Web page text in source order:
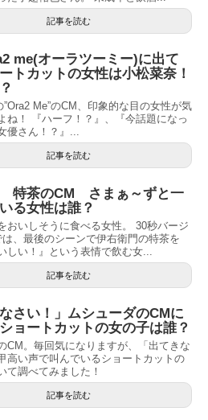
記事を読む
me(オーラツーミー)に出て
トカットの女性は小松菜奈！
”Ora2 Me”のCM、印象的な目の女性が気
ね！ 『ハーフ！？』、『今話題になっ
優さん！？』...
記事を読む
特茶のCM さまぁ～ずと一
る女性は誰？
おいしそうに食べる女性。 30秒バージ
は、最後のシーンで伊右衛門の特茶を
しい！』という表情で飲む女...
記事を読む
なさい！」ムシューダのCMに
ョートカットの女の子は誰？
CM。毎回気になりますが、「出てきな
高い声で叫んでいるショートカットの
て調べてみました！
記事を読む